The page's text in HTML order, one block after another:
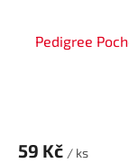
Pedigree
59 Kč / ks